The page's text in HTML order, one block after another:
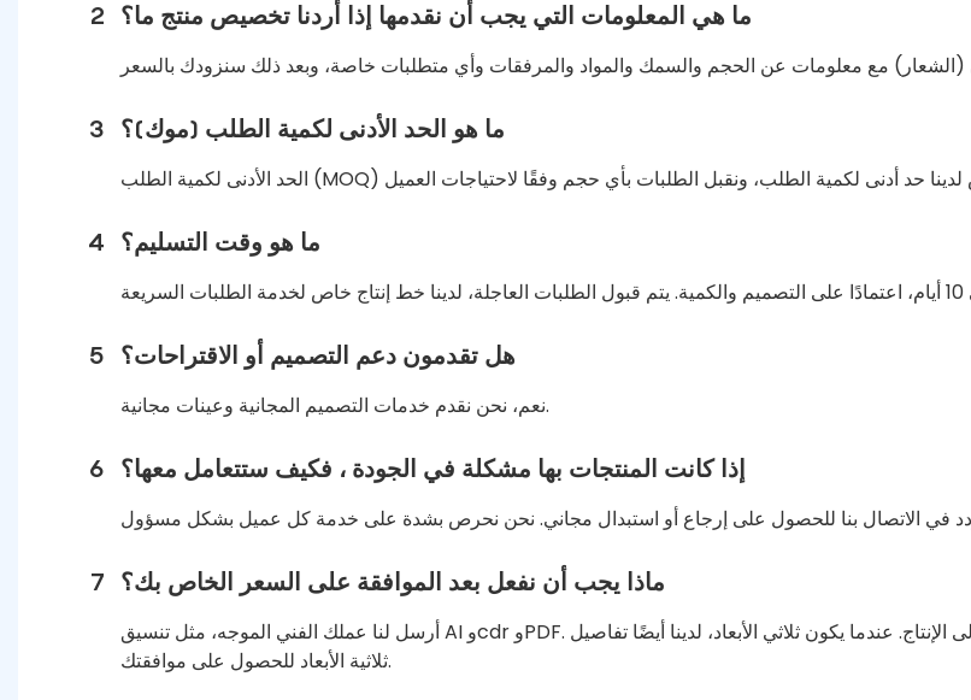
2 ما هي المعلومات التي يجب أن نقدمها إذا أردنا تخصيص منتج ما؟
3 ما هو الحد الأدنى لكمية الطلب (موك)؟
4 ما هو وقت التسليم؟
5 هل تقدمون دعم التصميم أو الاقتراحات؟
نعم، نحن نقدم خدمات التصميم المجانية وعينات مجانية.
6 إذا كانت المنتجات بها مشكلة في الجودة ، فكيف ستتعامل معها؟
7 ماذا يجب أن نفعل بعد الموافقة على السعر الخاص بك؟
أرسل لنا عملك الفني الموجه، مثل تنسيق AI وcdr وPDF. سنقوم بعمل عمل فني إنتاجي للحصول على موافقتك قبل الذهاب إلى الإنتاج. عندما يكون ثلاثي الأبعاد، لدينا أيضًا تفاصيل
ثلاثية الأبعاد للحصول على موافقتك.